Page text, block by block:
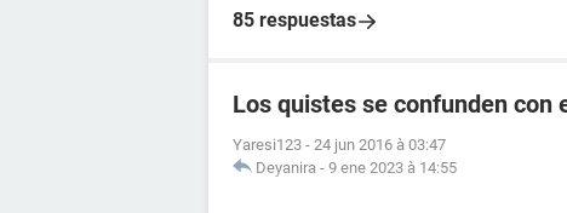
85 respuestas
Los quistes se confunden con
Yaresi123 - 24 jun 2016 à 03:47
Deyanira - 9 ene 2023 à 14:55